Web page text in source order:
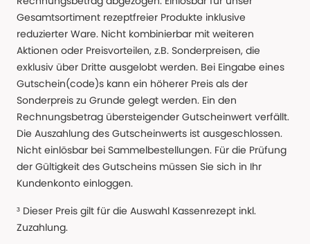
Gesamtsortiment rezeptfreier Produkte inklusive
reduzierter Ware. Nicht kombinierbar mit weiteren
Aktionen oder Preisvorteilen, z.B. Sonderpreisen, die
exklusiv über Dritte ausgelobt werden. Bei Eingabe eines
Gutschein(code)s kann ein höherer Preis als der
Sonderpreis zu Grunde gelegt werden. Ein den
Rechnungsbetrag übersteigender Gutscheinwert verfällt.
Die Auszahlung des Gutscheinwerts ist ausgeschlossen.
Nicht einlösbar bei Sammelbestellungen. Für die Prüfung
der Gültigkeit des Gutscheins müssen Sie sich in Ihr
Kundenkonto einloggen.
³ Dieser Preis gilt für die Auswahl Kassenrezept inkl.
Zuzahlung.